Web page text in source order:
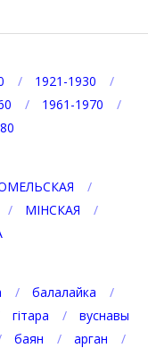
1921-1930
1961-1970
МІНСКАЯ
балалайка
гітара
вуснавы
баян
арган